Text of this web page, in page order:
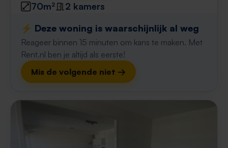
70m²
2 kamers
⚡️ Deze woning is waarschijnlijk al weg
Reageer binnen 15 minuten om kans te maken. Met
Rent.nl ben je altijd als eerste!
Mis de volgende niet →